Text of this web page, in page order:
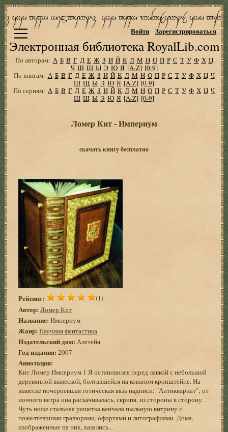
Электронная библиотека RoyalLib.com
Войти Зарегистрироваться
По авторам: А Б В Г Д Е Ж З И Й К Л М Н О П Р С Т У Ф Х Ц
Ч Ш Щ Ы Э Ю Я [A-Z] [0-9]
По книгам: А Б В Г Д Е Ж З И Й К Л М Н О П Р С Т У Ф Х Ц Ч
Ш Щ Ы Э Ю Я [A-Z] [0-9]
По сериям: А Б В Г Д Е Ж З И Й К Л М Н О П Р С Т У Ф Х Ц Ч
Ш Щ Ы Э Ю Я [A-Z] [0-9]
Ломер Кит - Империум
скачать книгу бесплатно
Рейтинг: (1)
Автор: Ломер Кит
Название: Империум
Жанр: Научная фантастика
Издательский дом: Алетейя
Год издания: 2007
Аннотация:
Кит Ломер Империум 1 Я остановился перед лавкой с небольшой
деревянной вывеской, болтавшейся на кованом кронштейне. На
вывеске почерневшая готическая вязь надписи: "Антиквариат"; от
ночного ветра она раскачивалась, скрипя, из стороны в сторону.
Чуть ниже стальная решетка венчала пыльную витрину с
пожелтевшими гравюрами, офортами и литографиями. Дома,
изображенные на них, казались...